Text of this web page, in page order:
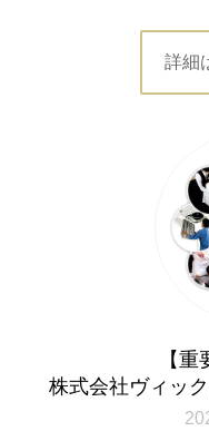
詳細
【
株式会社ヴィッ